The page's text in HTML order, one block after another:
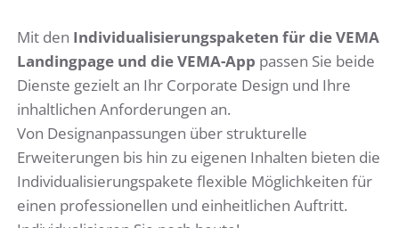
Mit den Individualisierungspaketen für die VEMA
Landingpage und die VEMA-App passen Sie beide
Dienste gezielt an Ihr Corporate Design und Ihre
inhaltlichen Anforderungen an.
Von Designanpassungen über strukturelle
Erweiterungen bis hin zu eigenen Inhalten bieten die
Individualisierungspakete flexible Möglichkeiten für
einen professionellen und einheitlichen Auftritt.